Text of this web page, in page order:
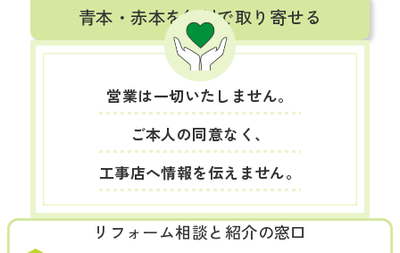
営業は一切いたしません。
ご本人の同意なく、
工事店へ情報を伝えません。
青本・赤本を無料で取り寄せる
リフォーム相談と紹介の窓口